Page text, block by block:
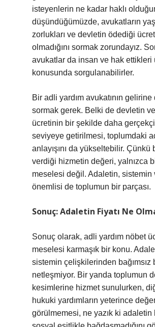
isteyenlerin ne kadar haklı
düşündüğümüzde, avukatların
zorlukları ve devletin ödediği
olmadığını sormak zorundayız.
avukatlar da insan ve hak ettikleri
konusunda sorgulanabilirler.
Bir adli yardım avukatının
sormak gerek. Belki de devletin
ücretinin bir şekilde daha
seviyeye getirilmesi, toplumdaki
anlayışını da yükseltebilir. Çünkü
verdiği hizmetin değeri, yalnızca
meselesi değil. Adaletin, sistemin
önemlisi de toplumun bir parçası.
Sonuç: Adaletin Fiyatı Ne
Sonuç olarak, adli yardım nöbet
meselesi karmaşık bir konu.
sistemin çelişkilerinden bağımsız
netleşmiyor. Bir yanda toplumun
kesimlerine hizmet sunulurken,
hukuki yardımların yeterince
görülmemesi, ne yazık ki adaletin